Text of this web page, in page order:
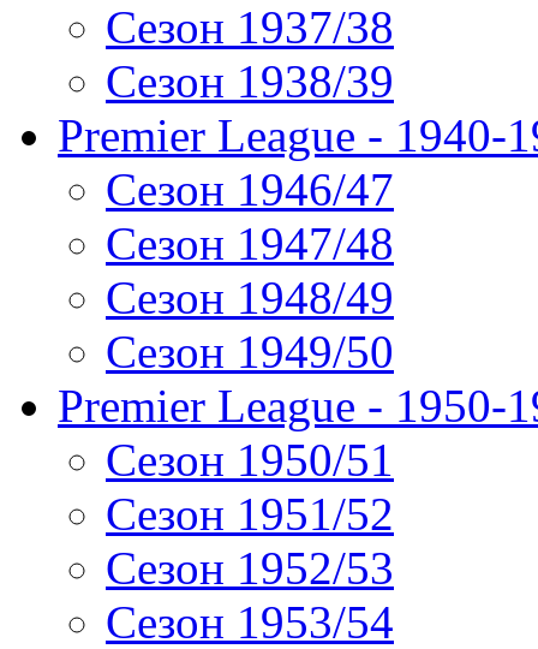
Сезон 1937/38
Сезон 1938/39
Premier League - 1940-
Сезон 1946/47
Сезон 1947/48
Сезон 1948/49
Сезон 1949/50
Premier League - 1950-
Сезон 1950/51
Сезон 1951/52
Сезон 1952/53
Сезон 1953/54